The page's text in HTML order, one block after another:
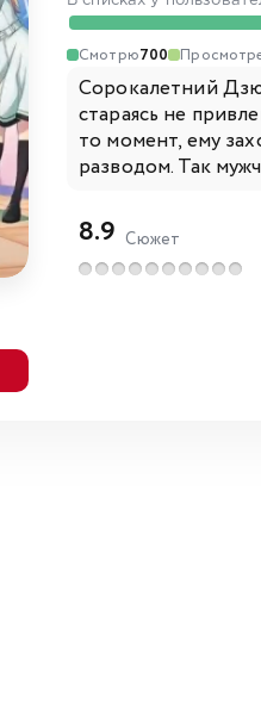
Смотрю700
Сорокалетний
стараясь не
то момент, ему
разводом. Так
8.9 Сюжет